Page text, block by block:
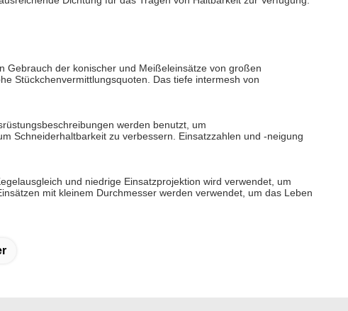
Gebrauch der konischer und Meißeleinsätze von großen
Stückchenvermittlungsquoten. Das tiefe intermesh von
werden benutzt, um
Schneiderhaltbarkeit zu verbessern. Einsatzzahlen und -neigung
und niedrige Einsatzprojektion wird verwendet, um
mit kleinem Durchmesser werden verwendet, um das Leben